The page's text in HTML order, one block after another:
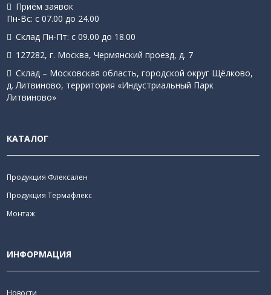
Приём заявок
Пн-Вс: с 07.00 до 24.00
Склад Пн-Пт: с 09.00 до 18.00
127282, г. Москва, Чермянский проезд, д. 7
Склад – Московская область, городской округ Щёлково,
д. Литвиново, территория «Индустриальный Парк
Литвиново»
КАТАЛОГ
Продукция Флексален
Продукция Термафлекс
Монтаж
ИНФОРМАЦИЯ
Новости